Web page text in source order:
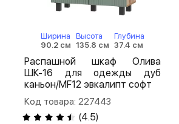
Ширина
90.2 см
Высота
135.8 см
Глубина
37.4 см
Распашной шкаф Олива
ШК-16 для одежды дуб
каньон/MF12 эвкалипт софт
Код товара: 227443
(4.5)